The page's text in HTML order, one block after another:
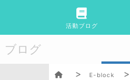
活動ブログ
ブログ
E-block